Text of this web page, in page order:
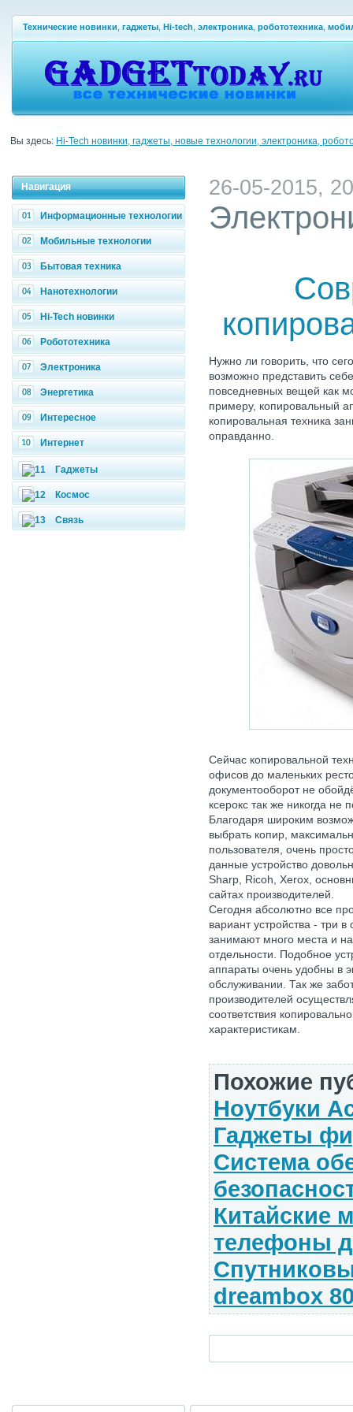
Технические новинки гаджеты Hi-tech электроника робототехника
Вы здесь: Hi-Tech новинки, гаджеты, новые технологии, электроника,
Навигация
Информационные технологии
Мобильные технологии
Бытовая техника
Нанотехнологии
Hi-Tech новинки
Робототехника
Электроника
Энергетика
Интересное
Интернет
Гаджеты
Космос
Связь
26-05-2015,
Нужно ли говорить, что
возможно представить
повседневных вещей как
примеру, копировальный
копировальная техника
оправданно.
Сейчас копировальной
офисов до маленьких
документооборот не
ксерокс так же никогда не
Благодаря широким
выбрать копир,
пользователя, очень
данные устройство
Sharp, Ricoh, Xerox,
сайтах производителей.
Сегодня абсолютно все
вариант устройства - три
занимают много места и
отдельности. Подобное
аппараты очень удобны в
обслуживании. Так же
производителей
соответствия
характеристикам.
Похожие
Ноутбуки
Гаджеты
Система
Китайские
телефоны
dreambox